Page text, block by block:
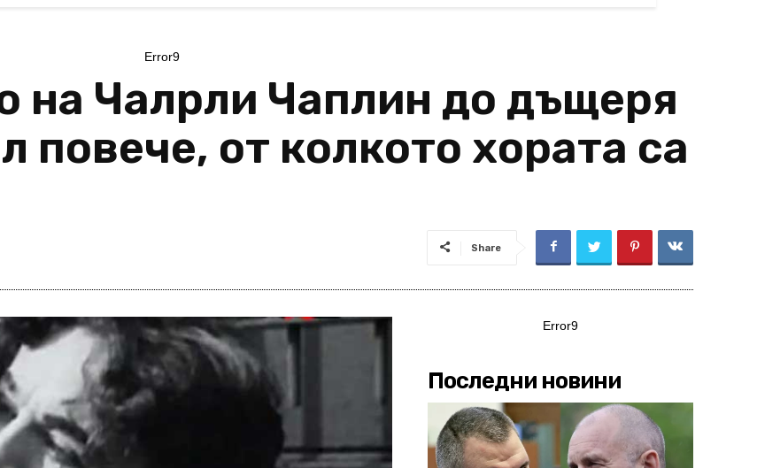
Error9
на Чалрли Чаплин до дъщеря
повече, от колкото хората са
Share
Error9
Последни новини